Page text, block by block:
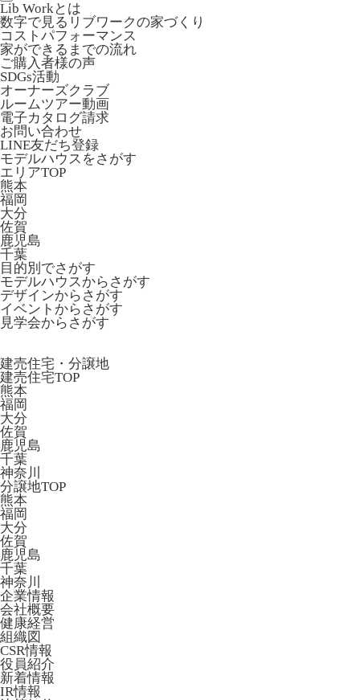
Lib Workとは
数字で見るリブワークの家づくり
コストパフォーマンス
家ができるまでの流れ
ご購入者様の声
SDGs活動
オーナーズクラブ
ルームツアー動画
電子カタログ請求
お問い合わせ
LINE友だち登録
モデルハウスをさがす
エリアTOP
熊本
福岡
大分
佐賀
鹿児島
千葉
目的別でさがす
モデルハウスからさがす
デザインからさがす
イベントからさがす
見学会からさがす
建売住宅・分譲地
建売住宅TOP
熊本
福岡
大分
佐賀
鹿児島
千葉
神奈川
分譲地TOP
熊本
福岡
大分
佐賀
鹿児島
千葉
神奈川
企業情報
会社概要
健康経営
組織図
CSR情報
役員紹介
新着情報
IR情報